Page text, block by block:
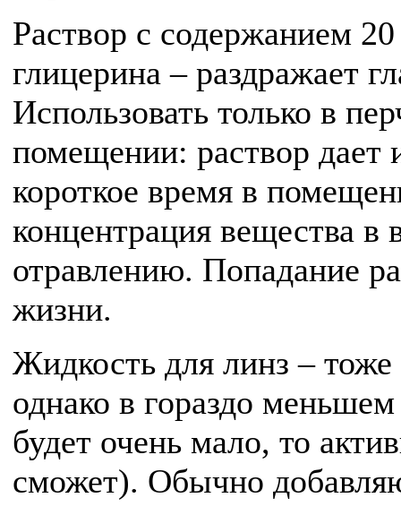
Раствор с содержанием
глицерина – раздражает
Использовать только в
помещении: раствор дает
короткое время в
концентрация вещества в
отравлению. Попадание
жизни.
Жидкость для линз – тоже
однако в гораздо
будет очень мало, то
сможет). Обычно